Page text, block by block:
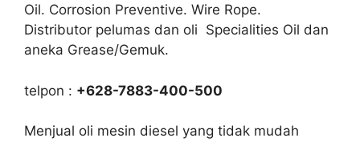
Oil. Corrosion Preventive. Wire Rope.
Distributor pelumas dan oli Specialities Oil dan
aneka Grease/Gemuk.
telpon : +628-7883-400-500
Menjual oli mesin diesel yang tidak mudah